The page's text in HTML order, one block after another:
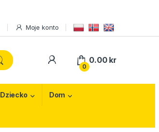
Moje konto
My Account
0
0.00 kr
Dziecko Dom